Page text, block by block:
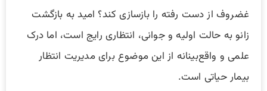
غضروف از دست رفته را بازسازی کند؟ امید به بازگشت
زانو به حالت اولیه و جوانی، انتظاری رایج است، اما درک
علمی و واقع‌بینانه از این موضوع برای مدیریت انتظار
بیمار حیاتی است.